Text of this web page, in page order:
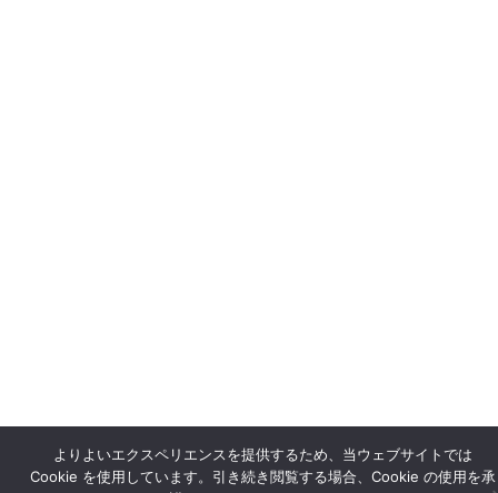
よりよいエクスペリエンスを提供するため、当ウェブサイトでは
Cookie を使用しています。引き続き閲覧する場合、Cookie の使用を承